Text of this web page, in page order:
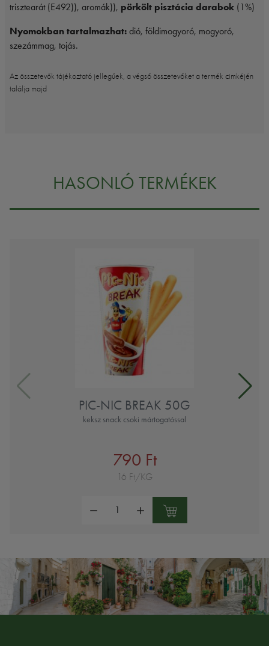
trisztearát (E492)), aromák)), pörkölt pisztácia darabok (1%)
Nyomokban tartalmazhat: dió, földimogyoró, mogyoró,
szezámmag, tojás.
Az összetevők tájékoztató jellegűek, a végső összetevőket a termék cimkéjén
találja majd
HASONLÓ TERMÉKEK
PIC-NIC BREAK 50G
keksz snack csoki mártogatóssal
790 Ft
16 Ft/KG